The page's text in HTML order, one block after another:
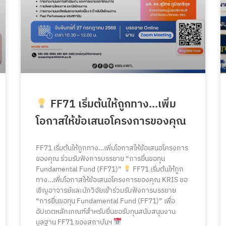
FF71 เริ่มต้นให้ถูกทาง…เพิ่ม
โอกาสให้ข้อเสนอโครงการของคุณ
FF71 เริ่มต้นให้ถูกทาง…เพิ่มโอกาสให้ข้อเสนอโครงการ
ของคุณ ร่วมรับฟังการบรรยาย “การยื่นขอทุน
Fundamental Fund (FF71)”
FF71 เริ่มต้นให้ถูก
ทาง…เพิ่มโอกาสให้ข้อเสนอโครงการของคุณ KRIS ขอ
เชิญอาจารย์และนักวิจัยเข้าร่วมรับฟังการบรรยาย
“การยื่นขอทุน Fundamental Fund (FF71)” เพื่อ
อัปเดตหลักเกณฑ์สำหรับยื่นขอรับทุนสนับสนุนงาน
มูลฐาน FF71 ของสถาบันฯ